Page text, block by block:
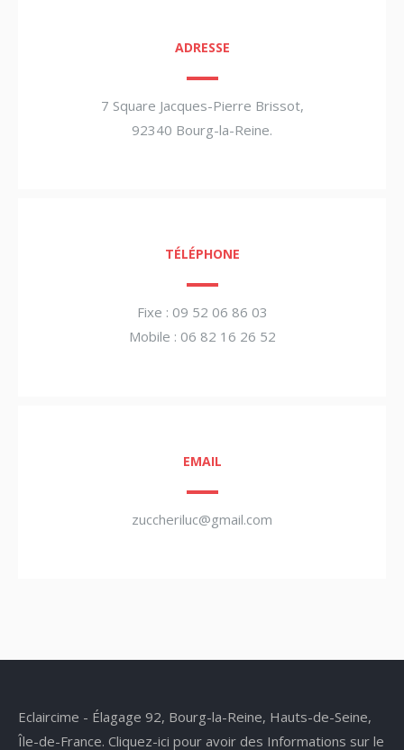
ADRESSE
7 Square Jacques-Pierre Brissot,
92340 Bourg-la-Reine.
TÉLÉPHONE
Fixe : 09 52 06 86 03
Mobile : 06 82 16 26 52
EMAIL
zuccheriluc@gmail.com
Eclaircime - Élagage 92, Bourg-la-Reine, Hauts-de-Seine,
Île-de-France. Cliquez-ici pour avoir des Informations sur le